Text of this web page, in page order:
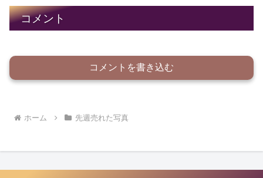
コメント
コメントを書き込む
ホーム 先週売れた写真